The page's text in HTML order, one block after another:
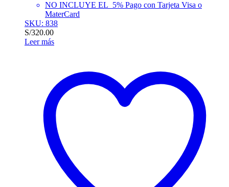
NO INCLUYE EL 5% Pago con Tarjeta Visa o
MaterCard
SKU: 838
S/320.00
Leer más